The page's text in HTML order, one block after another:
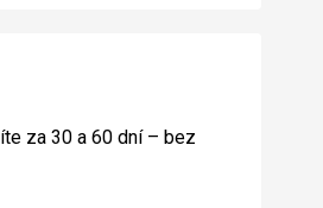
za 30 a 60 dní – bez